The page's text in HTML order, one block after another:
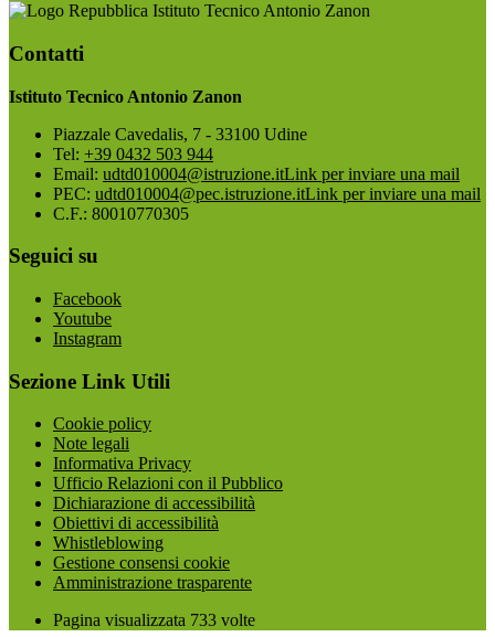
Istituto Tecnico Antonio Zanon
Contatti
Istituto Tecnico Antonio Zanon
Piazzale Cavedalis, 7 - 33100 Udine
Tel: +39 0432 503 944
Email: udtd010004@istruzione.itLink per inviare una mail
PEC: udtd010004@pec.istruzione.itLink per inviare una mail
C.F.: 80010770305
Seguici su
Facebook
Youtube
Instagram
Sezione Link Utili
Cookie policy
Note legali
Informativa Privacy
Ufficio Relazioni con il Pubblico
Dichiarazione di accessibilità
Obiettivi di accessibilità
Whistleblowing
Gestione consensi cookie
Amministrazione trasparente
Pagina visualizzata 733 volte